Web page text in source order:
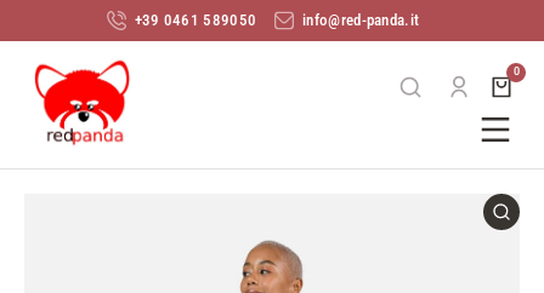
+39 0461 589050 info@red-panda.it